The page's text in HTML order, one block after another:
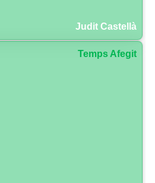
Judit Castellà
Temps Afegit